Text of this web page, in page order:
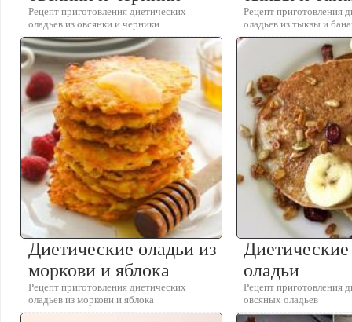
Рецепт приготовления диетических
оладьев из овсянки и черники
Рецепт приготовления
оладьев из тыквы и
Диетические оладьи из
моркови и яблока
Рецепт приготовления диетических
оладьев из моркови и яблока
оладьи
Рецепт приготовления
овсяных оладьев